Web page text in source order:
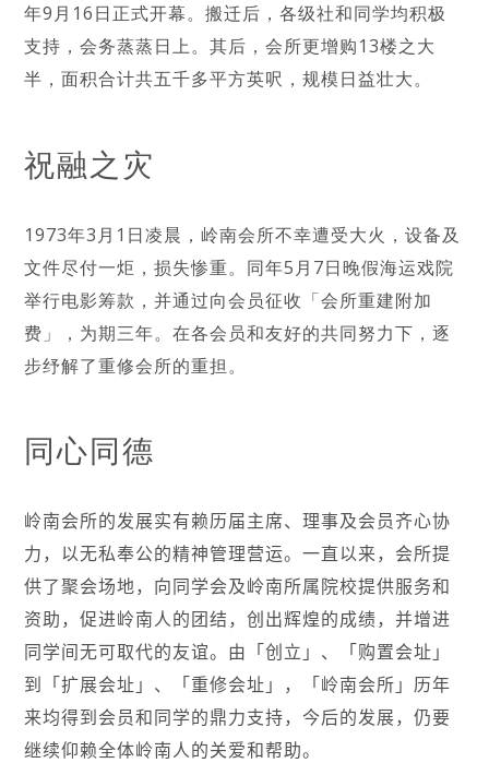
年9月16日正式开幕。搬迁后，各级社和同学均积极
支持，会务蒸蒸日上。其后，会所更增购13楼之大
半，面积合计共五千多平方英呎，规模日益壮大。
祝融之灾
1973年3月1日凌晨，岭南会所不幸遭受大火，设备及
文件尽付一炬，损失惨重。同年5月7日晚假海运戏院
举行电影筹款，并通过向会员征收「会所重建附加
费」，为期三年。在各会员和友好的共同努力下，逐
步纾解了重修会所的重担。
同心同德
岭南会所的发展实有赖历届主席、理事及会员齐心协
力，以无私奉公的精神管理营运。一直以来，会所提
供了聚会场地，向同学会及岭南所属院校提供服务和
资助，促进岭南人的团结，创出辉煌的成绩，并增进
同学间无可取代的友谊。由「创立」、「购置会址」
到「扩展会址」、「重修会址」，「岭南会所」历年
来均得到会员和同学的鼎力支持，今后的发展，仍要
继续仰赖全体岭南人的关爱和帮助。